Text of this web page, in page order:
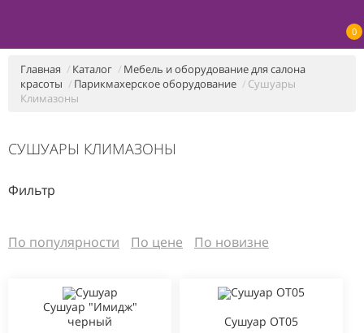
0
Главная Каталог
Мебель и оборудование для салона
красоты
Парикмахерское оборудование
Сушуары
Климазоны
СУШУАРЫ КЛИМАЗОНЫ
Фильтр
По популярности По цене По новизне
Сушуар "Имидж"
черный
Сушуар OT05